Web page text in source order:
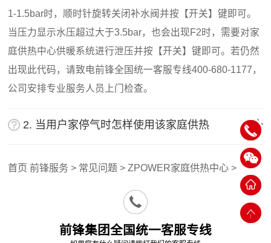
1-1.5bar时，顺时针旋转关闭补水阀并按【开关】键即可。
当压力显示水压超过大于3.5bar，也会出现F2时，需要对家
庭供热中心供暖系统进行泄压并按【开关】键即可。若仍然
出现此代码，请致电前锋全国统一客服专线400-680-1177，
公司安排专业服务人员上门检查。
2. 当用户家停气时怎样使用该家庭供热
首页 前锋服务 > 常见问题 >ZPOWER家庭供热中心 >
前锋集团全国统一客服专线